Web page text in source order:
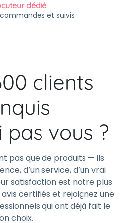
dédié
et suivis
clients
pas vous ?
pas que de produits — ils
d’un service, d’un vrai
satisfaction est notre plus
certifiés et rejoignez une
qui ont déjà fait le
choix.